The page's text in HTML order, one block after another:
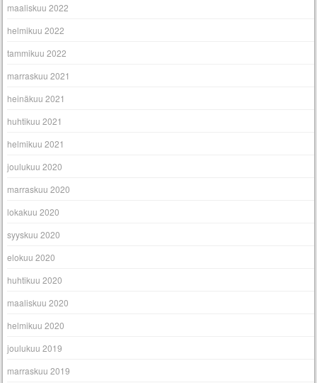
maaliskuu 2022
helmikuu 2022
tammikuu 2022
marraskuu 2021
heinäkuu 2021
huhtikuu 2021
helmikuu 2021
joulukuu 2020
marraskuu 2020
lokakuu 2020
syyskuu 2020
elokuu 2020
huhtikuu 2020
maaliskuu 2020
helmikuu 2020
joulukuu 2019
marraskuu 2019